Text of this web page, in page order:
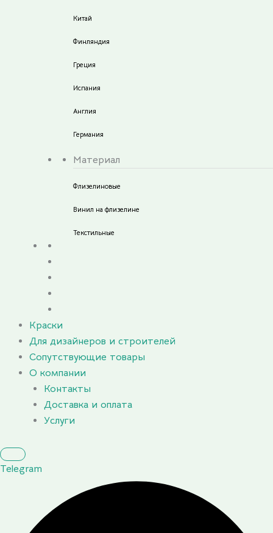
Китай
Финляндия
Греция
Испания
Англия
Германия
Материал
Флизелиновые
Винил на флизелине
Текстильные
Краски
Для дизайнеров и строителей
Сопутствующие товары
О компании
Контакты
Доставка и оплата
Услуги
Telegram